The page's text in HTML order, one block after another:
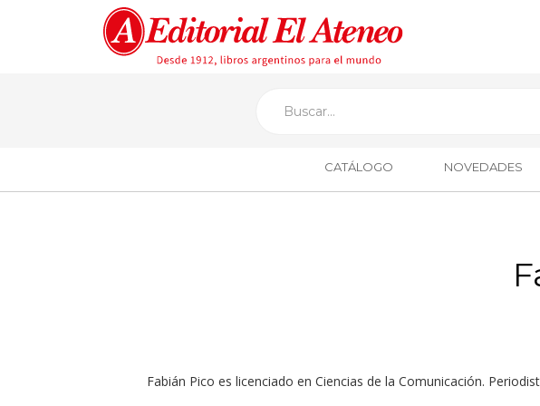
CATÁLOGO NOVEDADES
Fabián Pico es licenciado en Ciencias de la Comunicación.